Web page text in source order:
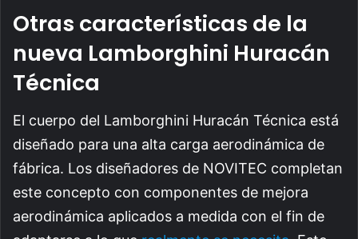
Otras características de la
nueva Lamborghini Huracán
Técnica
El cuerpo del Lamborghini Huracán Técnica está
diseñado para una alta carga aerodinámica de
fábrica. Los diseñadores de NOVITEC completan
este concepto con componentes de mejora
aerodinámica aplicados a medida con el fin de